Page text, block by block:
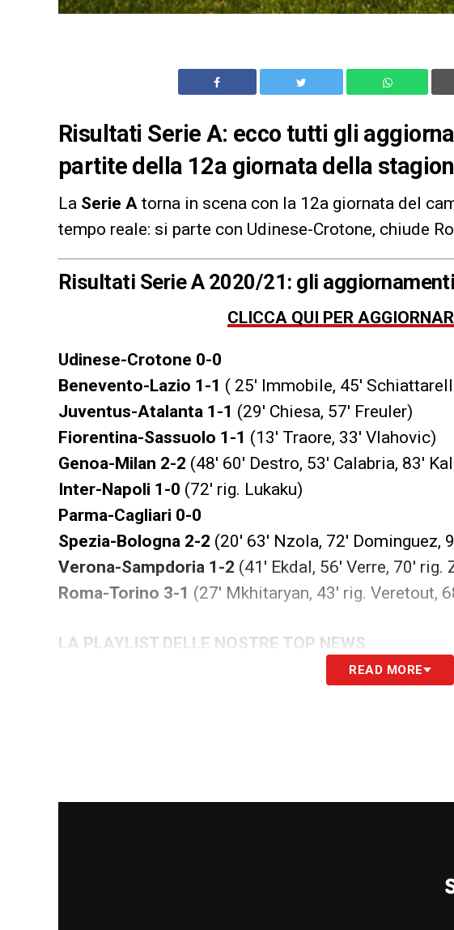
Risultati Serie A: ecco tutti gli
partite della 12a giornata della
La Serie A torna in scena con la 12a giornata del
tempo reale: si parte con Udinese-Crotone, chiude
Risultati Serie A 2020/21: gli
CLICCA QUI PER
Udinese-Crotone 0-0
Benevento-Lazio 1-1 ( 25′ Immobile, 45′
Juventus-Atalanta 1-1 (29′ Chiesa, 57′ Freuler)
Fiorentina-Sassuolo 1-1 (13′ Traore, 33′ Vlahovic)
Genoa-Milan 2-2 (48′ 60′ Destro, 53′ Calabria, 83′
Inter-Napoli 1-0 (72′ rig. Lukaku)
Parma-Cagliari 0-0
Spezia-Bologna 2-2 (20′ 63′ Nzola, 72′ Dominguez,
Verona-Sampdoria 1-2 (41′ Ekdal, 56′ Verre, 70′
Roma-Torino 3-1 (27′ Mkhitaryan, 43′ rig. Veretout,
LA PLAYLIST DELLE NOSTRE TOP NEWS
READ MORE